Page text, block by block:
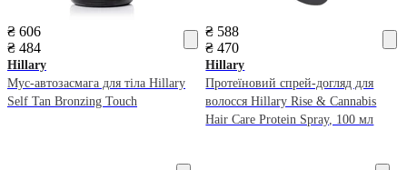
₴ 606
₴ 484
Hillary
Мус-автозасмага для тіла Hillary
Self Tan Bronzing Touch
₴ 588
₴ 470
Hillary
Протеїновий спрей-догляд для
волосся Hillary Rise & Cannabis
Hair Care Protein Spray, 100 мл